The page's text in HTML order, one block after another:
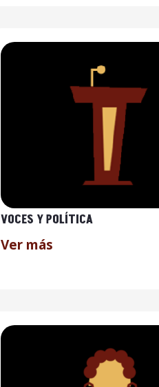
VOCES Y POLÍTICA
Ver más